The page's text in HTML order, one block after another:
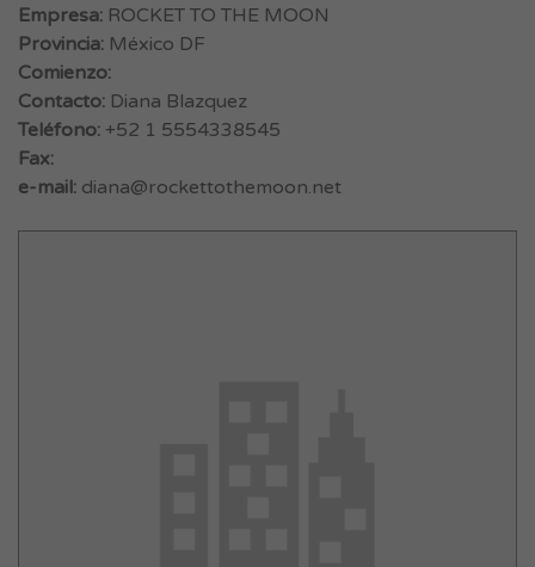
Empresa: ROCKET TO THE MOON
Provincia: México DF
Comienzo:
Contacto: Diana Blazquez
Teléfono: +52 1 5554338545
Fax:
e-mail: diana@rockettothemoon.net